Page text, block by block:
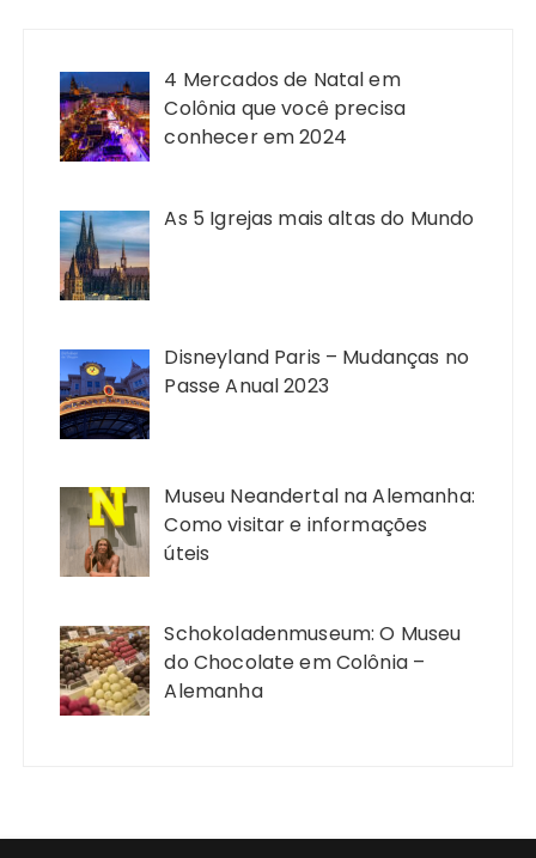
4 Mercados de Natal em
Colônia que você precisa
conhecer em 2024
As 5 Igrejas mais altas do Mundo
Disneyland Paris – Mudanças no
Passe Anual 2023
Museu Neandertal na Alemanha:
Como visitar e informações
úteis
Schokoladenmuseum: O Museu
do Chocolate em Colônia –
Alemanha